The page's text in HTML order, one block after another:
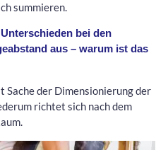
summieren.
bei den
aus – warum ist das
Sache der Dimensionierung der
richtet sich nach dem